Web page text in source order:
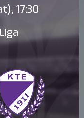
17:30